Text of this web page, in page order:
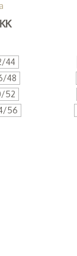
44
48
52
56